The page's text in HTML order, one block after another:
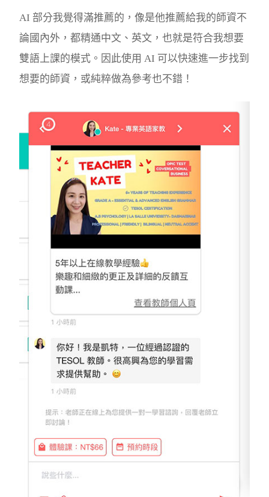
AI 部分我覺得滿推薦的，像是他推薦給我的師資不
論國內外，都精通中文、英文，也就是符合我想要
雙語上課的模式。因此使用 AI 可以快速進一步找到
想要的師資，或純粹做為參考也不錯！